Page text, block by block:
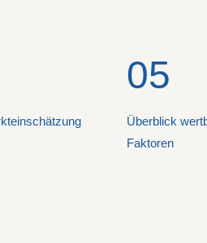
05
Überblick
Faktoren